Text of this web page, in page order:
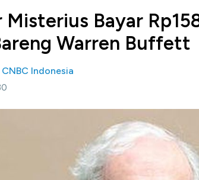
Misterius Bayar
Warren Buffett
CNBC Indonesia